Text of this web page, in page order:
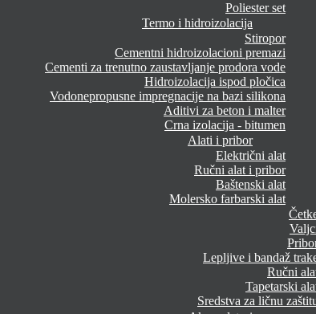
Poliester set
Termo i hidroizolacija
Stiropor
Cementni hidroizolacioni premazi
Cementi za trenutno zaustavljanje prodora vode
Hidroizolacija ispod pločica
Vodonepropusne impregnacije na bazi silikona
Aditivi za beton i malter
Crna izolacija - bitumen
Alati i pribor
Električni alat
Ručni alat i pribor
Baštenski alat
Molersko farbarski alat
Lepljive i bandaž
Ručni
Tapetarski
Sredstva za ličnu